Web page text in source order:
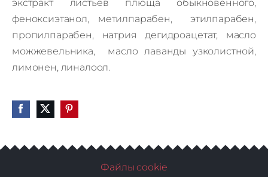
экстракт листьев плюща обыкновенного,
феноксиэтанол, метилпарабен, этилпарабен,
пропилпарабен, натрия дегидроацетат, масло
можжевельника, масло лаванды узколистной,
лимонен, линалоол.
Файлы cookie